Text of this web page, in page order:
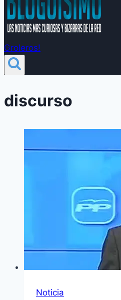
Groleros!
discurso
Noticia